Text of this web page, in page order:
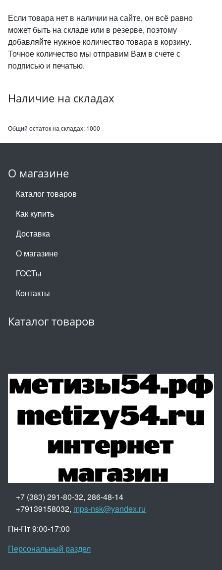
Если товара нет в наличии на сайте, он всё равно
может быть на складе или в резерве, поэтому
добавляйте нужное количество товара в корзину.
Точное количество мы отправим Вам в счете с
подписью и печатью.
Наличие на складах
Общий остаток на складах: 1000
О магазине
Каталог товаров
Как купить
Доставка
О магазине
ГОСТы
Контакты
Каталог товаров
+7 (383) 291-80-32, 286-48-14
+79139158032, mps-nsk@yandex.ru
Пн-Пт 9:00-17:00
Персональный раздел